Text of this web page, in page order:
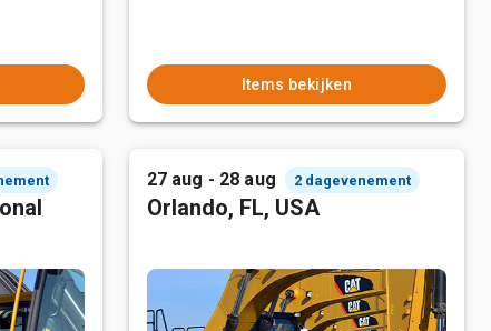
Items bekijken
27 aug - 28 aug 2 dagevenement
Orlando, FL, USA